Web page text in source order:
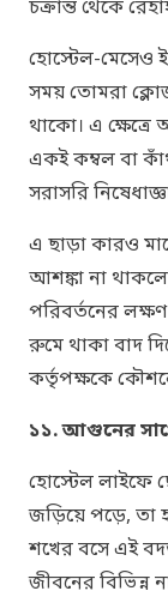
চক্রান্ত থেকে
হোস্টেল-মেসেও
সময় তোমরা
থাকো। এ
একই কম্বল বা
সরাসরি
এ ছাড়া কারও
আশঙ্কা না
পরিবর্তনের
রুমে থাকা বাদ
কর্তৃপক্ষকে
১১. আগুনের
হোস্টেল লাইফে
জড়িয়ে পড়ে, তা
শখের বসে এই
জীবনের